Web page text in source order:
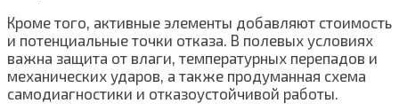
Кроме того, активные элементы добавляют стоимость
и потенциальные точки отказа. В полевых условиях
важна защита от влаги, температурных перепадов и
механических ударов, а также продуманная схема
самодиагностики и отказоустойчивой работы.